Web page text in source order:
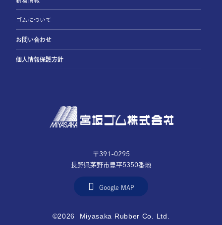
〒391-0295
長野県茅野市豊平5350番地
Google MAP
©2026 Miyasaka Rubber Co. Ltd.
ゴムについて
お問い合わせ
個人情報保護方針